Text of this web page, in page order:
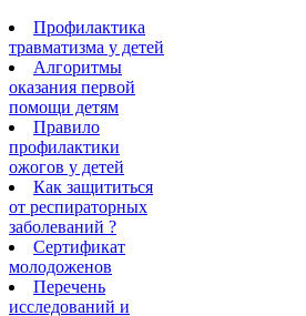
Профилактика
травматизма у детей
Алгоритмы
оказания первой
помощи детям
Правило
профилактики
ожогов у детей
Как защититься
от респираторных
заболеваний ?
Сертификат
молодоженов
Перечень
исследований и